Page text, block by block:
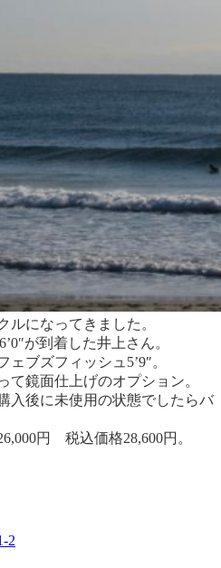
ルになってきました。
が到着した井上さん。
ブズフィッシュ5’9″。
て鏡面仕上げのオプション。
入後に未使用の状態でしたらバ
円 税込価格28,600円。
2